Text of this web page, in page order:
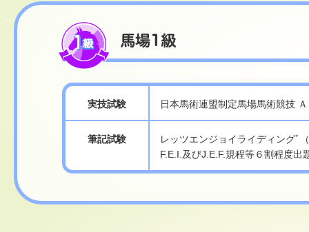
実技試験 日本馬術連盟制定馬場馬術競技
筆記試験
レッツエンジョイライディングﾞ
F.E.I.及びJ.E.F.規程等６割程度出